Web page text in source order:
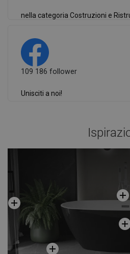
nella categoria Costruzioni e
109 186 follower
Unisciti a noi!